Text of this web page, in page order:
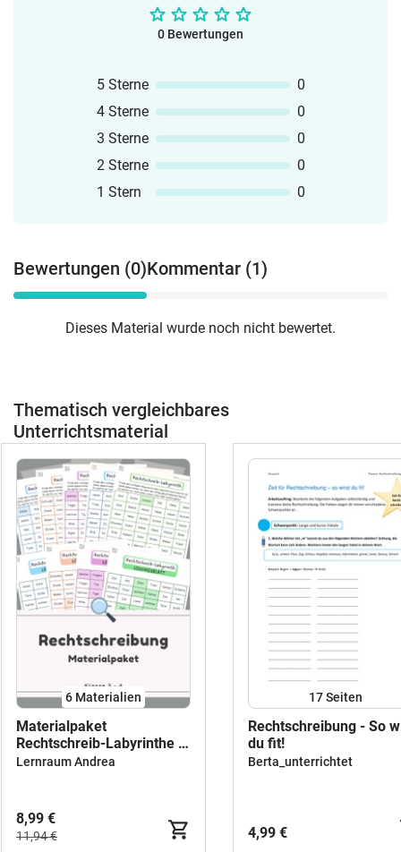
0 Bewertungen
5 Sterne
0
4 Sterne
0
3 Sterne
0
2 Sterne
0
1 Stern
0
Bewertungen (0)Kommentar (1)
Dieses Material wurde noch nicht bewertet.
Thematisch vergleichbares
Unterrichtsmaterial
6 Materialien
Materialpaket
Rechtschreib-Labyrinthe |
Deutsch 3.–4. Klasse |
Lernraum Andrea
8,99 €
11,94 €
17Seiten
Rechtschreibung - So
du fit!
Berta_unterrichtet
4,99 €